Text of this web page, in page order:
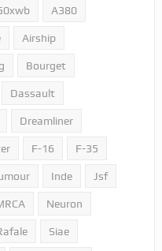
A380
Airship
Bourget
Dassault
Dreamliner
F-16 F-35
Inde Jsf
Neuron
Siae